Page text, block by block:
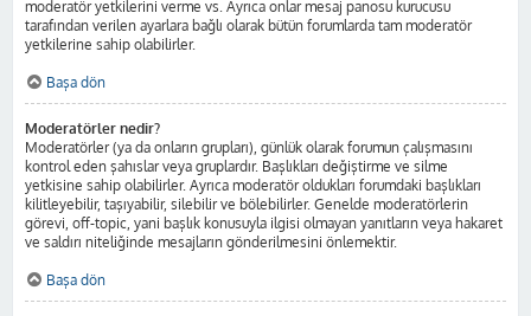
moderatör yetkilerini verme vs. Ayrıca onlar mesaj panosu kurucusu
tarafından verilen ayarlara bağlı olarak bütün forumlarda tam moderatör
yetkilerine sahip olabilirler.
Başa dön
Moderatörler nedir?
Moderatörler (ya da onların grupları), günlük olarak forumun çalışmasını
kontrol eden şahıslar veya gruplardır. Başlıkları değiştirme ve silme
yetkisine sahip olabilirler. Ayrıca moderatör oldukları forumdaki başlıkları
kilitleyebilir, taşıyabilir, silebilir ve bölebilirler. Genelde moderatörlerin
görevi, off-topic, yani başlık konusuyla ilgisi olmayan yanıtların veya hakaret
ve saldırı niteliğinde mesajların gönderilmesini önlemektir.
Başa dön